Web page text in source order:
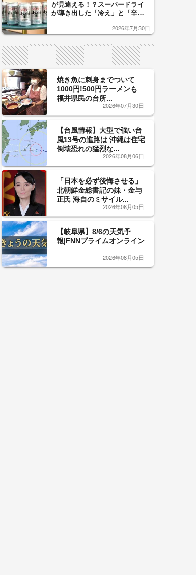
が見違える！？スーパードライ
が導き出した「冷え」と「辛
した「辛口カーブ」が飲み頃の
2026年7月30日
焼き魚に刺身までついて
1000円!500円ラーメンも
福井県民の台所...
2026年07月30日
【台風情報】大型で強い台
風13号の進路は 沖縄は住宅
倒壊恐れの猛烈な...
2026年08月06日
「日本を必ず後悔させる」
北朝鮮金総書記の妹・金与
正氏 海自のミサイル...
2026年08月05日
【岐阜県】8/6の天気予
報|FNNプライムオンライン
2026年08月05日